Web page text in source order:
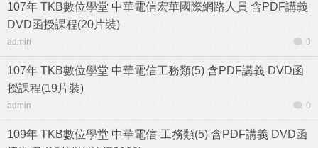
107年 TKB數位學堂 中華電信宏華國際網路人員 含PDF講義
DVD函授課程(20片裝)
admin 0
107年 TKB數位學堂 中華電信工務類(5) 含PDF講義 DVD函
授課程(19片裝)
admin 0
109年 TKB數位學堂 中華電信-工務類(5) 含PDF講義 DVD函